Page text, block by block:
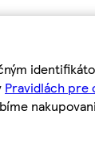
Pravidlách pre